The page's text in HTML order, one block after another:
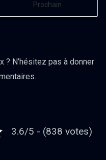
Prochain
? N’hésitez pas à donner
3.6/5 - (838 votes)